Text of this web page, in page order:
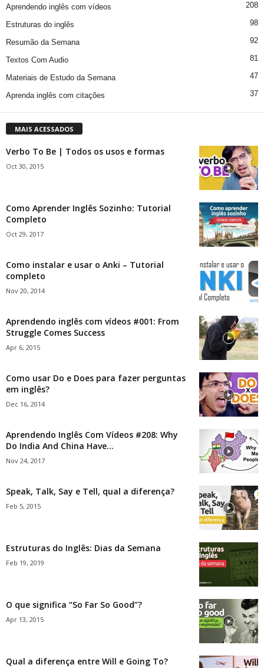
Aprendendo inglês com vídeos 208
Estruturas do inglês 98
Resumão da Semana 92
Textos Com Audio 81
Materiais de Estudo da Semana 47
Aprenda inglês com citações 37
MAIS ACESSADOS
Verbo To Be | Todos os usos e formas
Oct 30, 2015
Como Aprender Inglês Sozinho: Tutorial
Completo
Oct 29, 2017
Como instalar e usar o Anki – Tutorial
completo
Nov 20, 2014
Aprendendo inglês com vídeos #001: From
Struggle Comes Success
Apr 6, 2015
Como usar Do e Does para fazer perguntas
em inglês?
Dec 16, 2014
Aprendendo Inglês Com Vídeos #208: Why
Do India And China Have...
Nov 24, 2017
Speak, Talk, Say e Tell, qual a diferença?
Feb 5, 2015
Estruturas do Inglês: Dias da Semana
Feb 19, 2019
O que significa “So Far So Good”?
Apr 13, 2015
Qual a diferença entre Will e Going To?